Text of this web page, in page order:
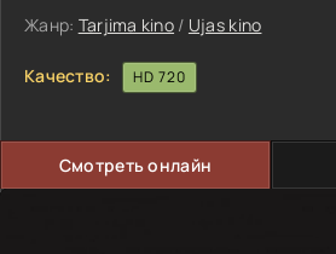
Жанр: Tarjima kino / Ujas kino
Качество: HD 720
Смотреть онлайн